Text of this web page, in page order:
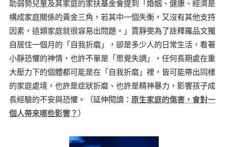
助弱勢兒童及其家庭的家扶基金會提到「婚姻、健康、經濟是
構成家庭關係的黃金三角，若其中一個失衡，又沒有其他支持
因素，這類家庭就很容易出問題。」賈靜雯為了詮釋羅品文獨
自居住一個月的「自我折磨」，卻是多少人的日常生活，看著
小靜恐懼的神情，也許不單是「思覺失調」，任何長期處在重
大壓力下的個體都可能是在「自我折磨」裡，皆可能帶出同樣
的家庭處境，也許是症狀折磨、也許是精神暴力，影響孩子成
長經驗的不安與恐懼。（延伸閱讀： 原生家庭的傷害，會對一
個人帶來哪些影響？ ）